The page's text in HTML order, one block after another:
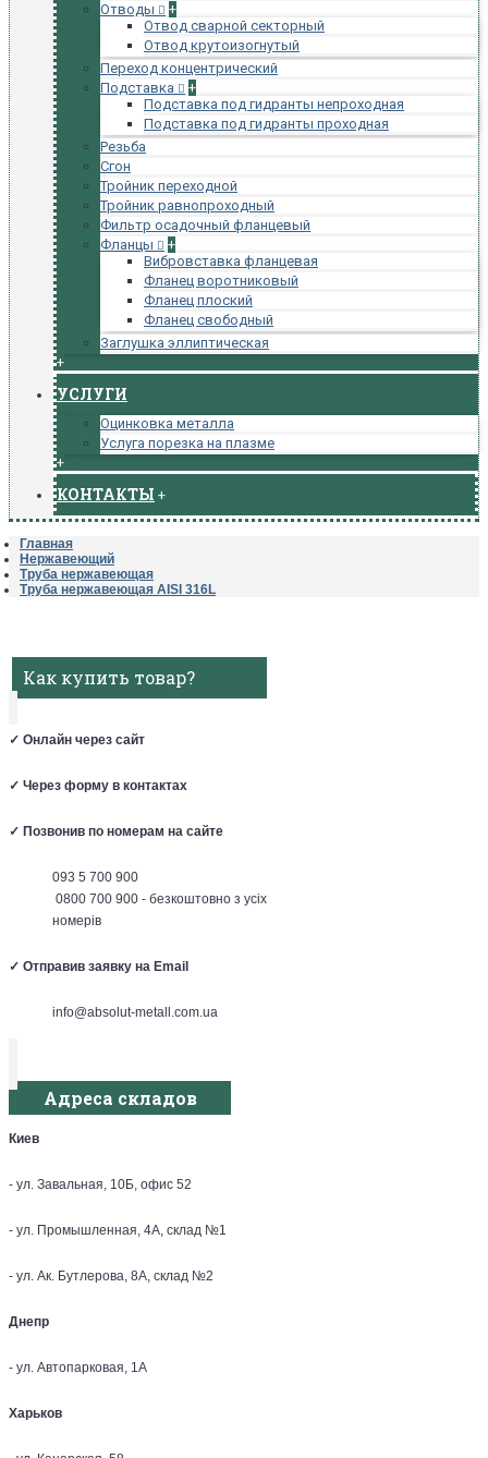
Отводы
+
Отвод сварной секторный
Отвод крутоизогнутый
Переход концентрический
Подставка
+
Подставка под гидранты непроходная
Подставка под гидранты проходная
Резьба
Сгон
Тройник переходной
Тройник равнопроходный
Фильтр осадочный фланцевый
Фланцы
+
Вибровставка фланцевая
Фланец воротниковый
Фланец плоский
Фланец свободный
Заглушка эллиптическая
+
УСЛУГИ
Оцинковка металла
Услуга порезка на плазме
+
КОНТАКТЫ +
Главная
Нержавеющий
Труба нержавеющая
Труба нержавеющая AISI 316L
Как купить товар?
✓ Онлайн через сайт
✓ Через форму в контактах
✓ Позвонив по номерам на сайте
093 5 700 900
0800 700 900 - безкоштовно з усіх
номерів
✓ Отправив заявку на Email
info@absolut-metall.com.ua
Адреса складов
Киев
- ул. Завальная, 10Б, офис 52
- ул. Промышленная, 4А, склад №1
- ул. Ак. Бутлерова, 8А, склад №2
Днепр
- ул. Автопарковая, 1А
Харьков